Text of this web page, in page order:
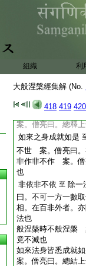
組織 利
大般涅槃經集解 (No.
418 419 420
無等等 案。僧亮
平如虚空 案。僧
無有相貌同無生性
見三 案。僧亮曰
大乘所無也。僧宗
非性住性 案。僧亮
改變易。故住性也
非合非散非長非短
案。僧亮曰。總釋
如來之身成就如是
不世 案。僧亮曰。
非作非不作 案。僧
也
非依非不依 至 除
曰。不可一方一數
相。在百非外者。
法也
般涅槃時不般涅槃
竟不滅也
如來法身皆悉成就
案。僧亮曰。總結